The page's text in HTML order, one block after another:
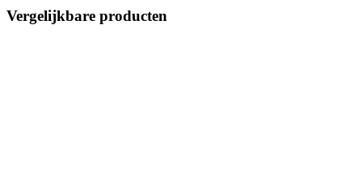
Vergelijkbare producten